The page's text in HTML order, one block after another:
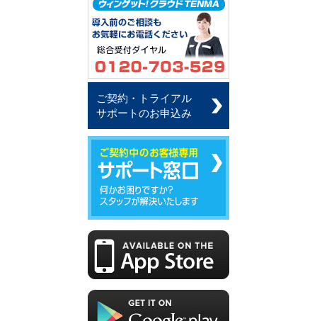
ご契約・トライアル
サポートのお申込み